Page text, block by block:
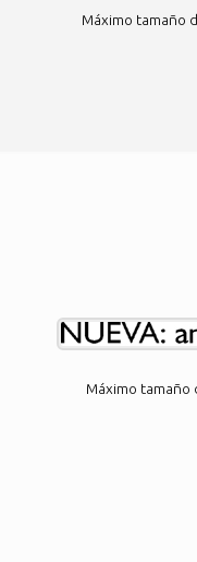
Máximo tamaño
Máximo tamaño